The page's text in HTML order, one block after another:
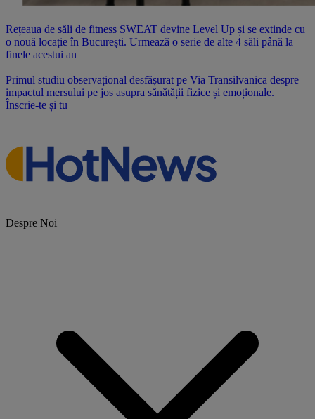
Rețeaua de săli de fitness SWEAT devine Level Up și se extinde cu
o nouă locație în București. Urmează o serie de alte 4 săli până la
finele acestui an
Primul studiu observațional desfășurat pe Via Transilvanica despre
impactul mersului pe jos asupra sănătății fizice și emoționale.
Înscrie-te și tu
Despre Noi